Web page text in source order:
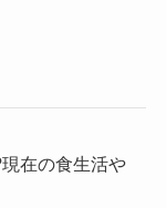
在の食生活や